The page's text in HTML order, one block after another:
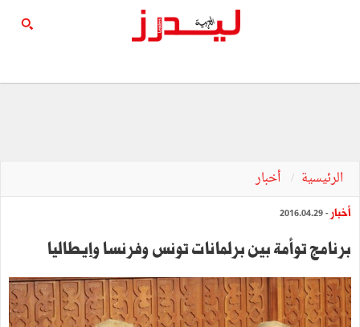
الرئيسية أخبار
أخبار - 2016.04.29
برنامج توأمة بين برلمانات تونس وفرنسا وإيطاليا